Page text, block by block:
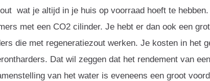
wat je altijd in je huis op voorraad hoeft te
met een CO2 cilinder. Je hebt er dan ook een
die met regeneratiezout werken. Je kosten in het
Dat wil zeggen dat het rendement van
van het water is eveneens een groot